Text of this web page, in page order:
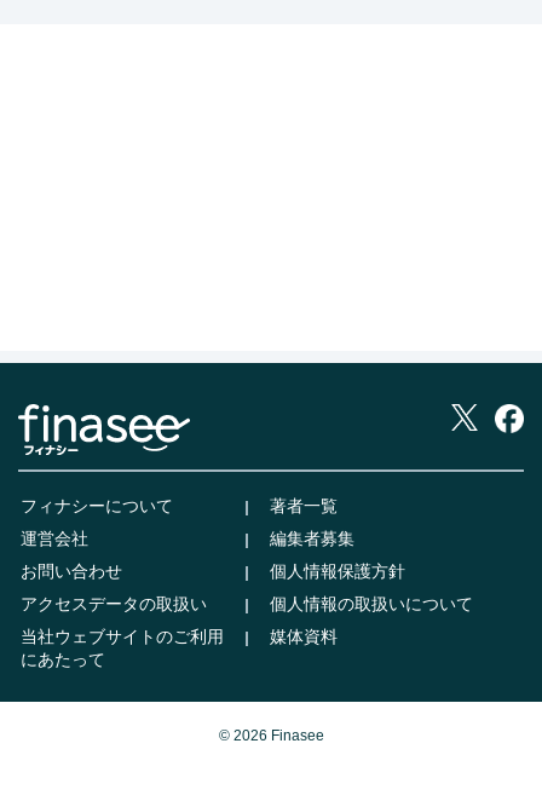
フィナシーについて
著者一覧
運営会社
編集者募集
お問い合わせ
個人情報保護方針
アクセスデータの取扱い
個人情報の取扱いについて
当社ウェブサイトのご利用
にあたって
媒体資料
© 2026 Finasee